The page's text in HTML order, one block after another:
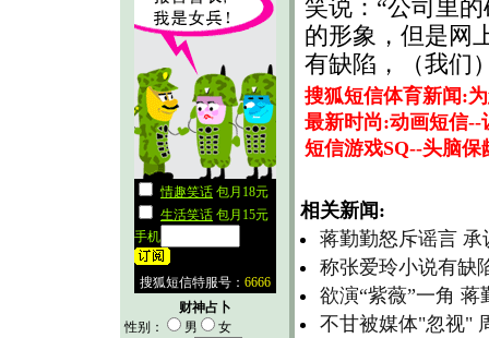
财神占卜
性别：
男
女
笑说：“公司里
的形象，但是网
有缺陷，（我们
搜狐短信体育新闻:
最新时尚:动画短信--
短信游戏SQ--头脑
相关新闻:
蒋勤勤怒斥谣言
称张爱玲小说有缺
欲演“紫薇”一角
不甘被媒体"忽视"